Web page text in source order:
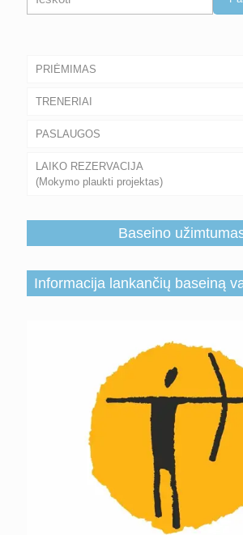
PRIĖMIMAS
TRENERIAI
PASLAUGOS
LAIKO REZERVACIJA
(Mokymo plaukti projektas)
Baseino
Informacija lankančių baseiną